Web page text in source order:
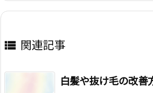
 関連記事
白髪や抜け毛の改善